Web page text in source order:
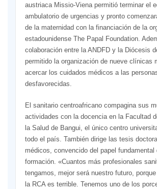
austriaca Missio-Viena permitió terminar el
ambulatorio de urgencias y pronto
de la maternidad con la financiación de la
estadounidense The Papal Foundation.
colaboración entre la ANDFD y la Diócesis
permitido la organización de nueve clínicas
acercar los cuidados médicos a las
desfavorecidas.
El sanitario centroafricano compagina sus
actividades con la docencia en la Facultad
la Salud de Bangui, el único centro
todo el país. También dirige las tesis
médicos, convencido del papel fundamental
formación. «Cuantos más profesionales
tengamos, mejor será nuestro futuro,
la RCA es terrible. Tenemos uno de los